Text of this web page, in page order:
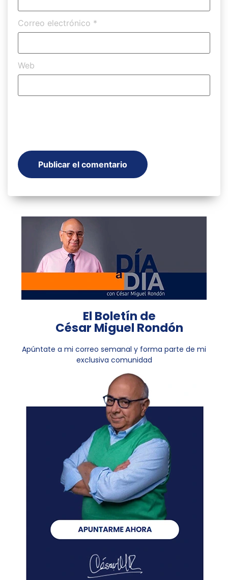
Correo electrónico *
Web
El Boletín de
César Miguel Rondón
Apúntate a mi correo semanal y forma parte de mi
exclusiva comunidad